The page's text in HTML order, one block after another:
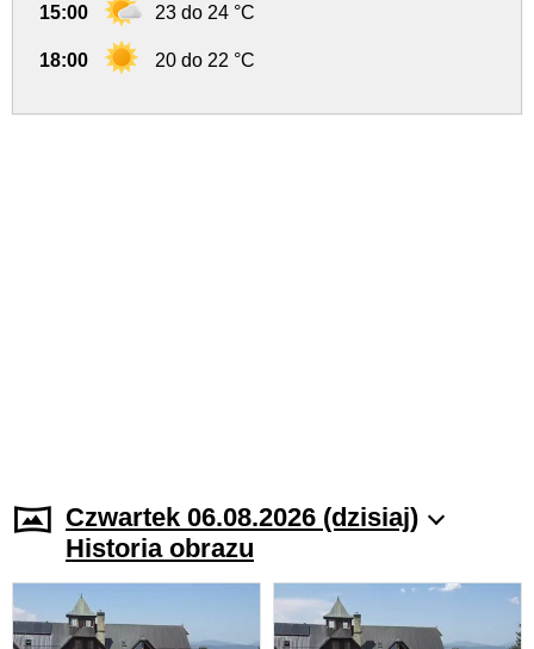
15:00 23 do 24 °C
18:00 20 do 22 °C
Czwartek 06.08.2026 (dzisiaj)
Historia obrazu